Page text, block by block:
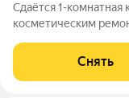
Сдаётся 1-комнатная
косметическим
В подъезде 2 лифта - 2
Снять